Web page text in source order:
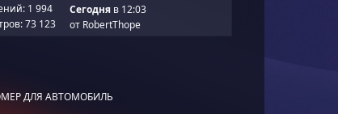
1 994
73 123
Сегодняв 12:03
от RobertThope
ДЛЯ АВТОМОБИЛЬ